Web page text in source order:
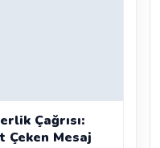
Çağrısı:
Çeken Mesaj